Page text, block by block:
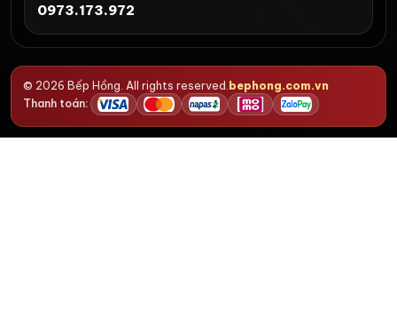
0973.173.972
© 2026 Bếp Hồng. All rights reserved. bephong.com.vn
Thanh toán: